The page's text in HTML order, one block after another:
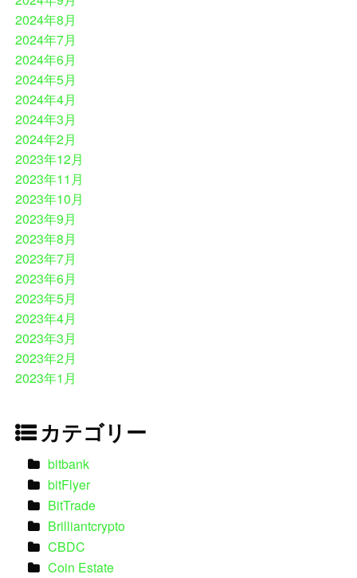
2024年8月
2024年7月
2024年6月
2024年5月
2024年4月
2024年3月
2024年2月
2023年12月
2023年11月
2023年10月
2023年9月
2023年8月
2023年7月
2023年6月
2023年5月
2023年4月
2023年3月
2023年2月
2023年1月
カテゴリー
bitbank
bitFlyer
BitTrade
Brilliantcrypto
CBDC
Coin Estate